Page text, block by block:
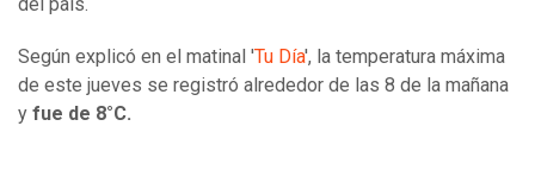
Según explicó en el matinal 'Tu Día', la temperatura máxima
de este jueves se registró alrededor de las 8 de la mañana
y fue de 8°C.